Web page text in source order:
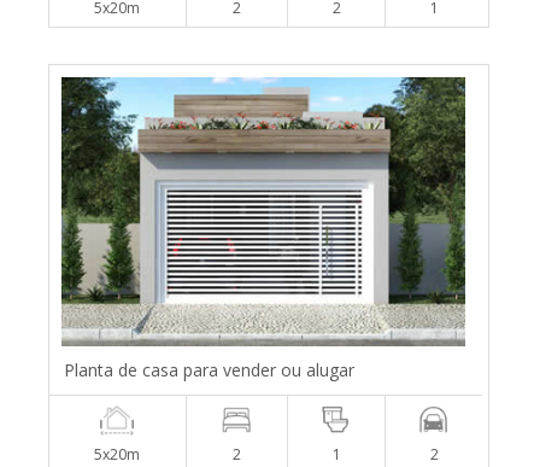
5x20m 2 2 1
Planta de casa para vender ou alugar
5x20m 2 1 2